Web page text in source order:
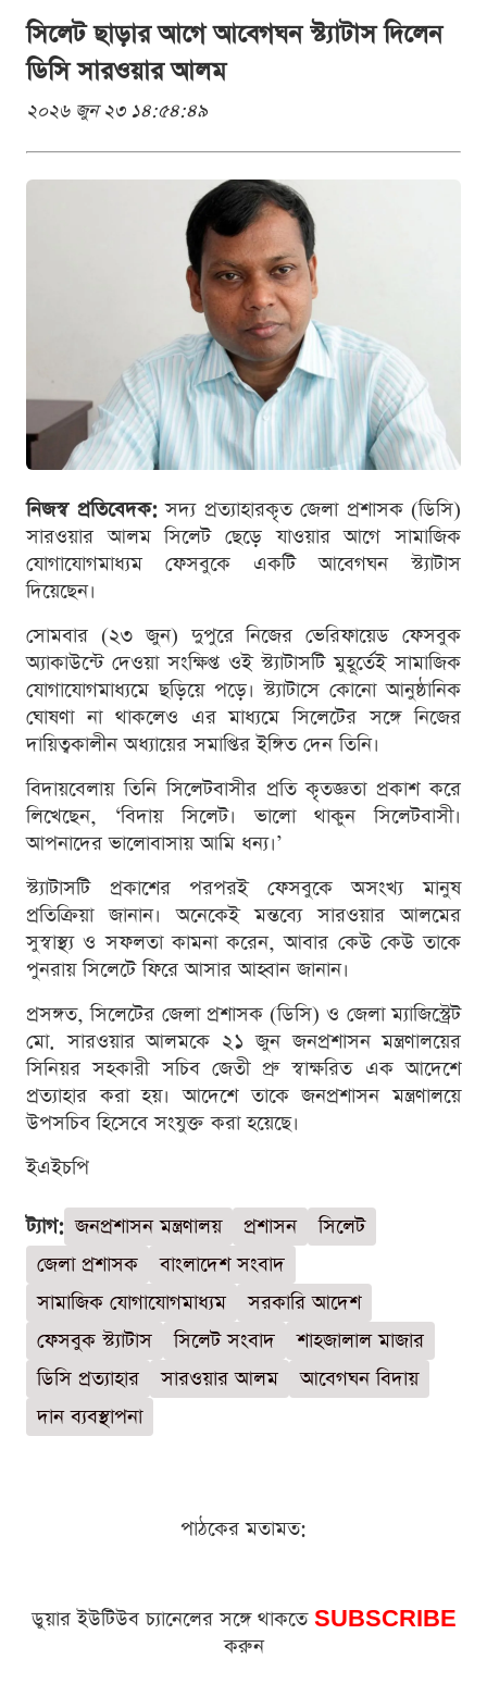
সিলেট ছাড়ার আগে আবেগঘন স্ট্যাটাস দিলেন
ডিসি সারওয়ার আলম
২০২৬ জুন ২৩ ১৪:৫৪:৪৯
নিজস্ব প্রতিবেদক:সদ্য প্রত্যাহারকৃত জেলা প্রশাসক (ডিসি)
সারওয়ার আলম সিলেট ছেড়ে যাওয়ার আগে সামাজিক
যোগাযোগমাধ্যম ফেসবুকে একটি আবেগঘন স্ট্যাটাস
দিয়েছেন।
সোমবার (২৩ জুন) দুপুরে নিজের ভেরিফায়েড ফেসবুক
অ্যাকাউন্টে দেওয়া সংক্ষিপ্ত ওই স্ট্যাটাসটি মুহূর্তেই সামাজিক
যোগাযোগমাধ্যমে ছড়িয়ে পড়ে। স্ট্যাটাসে কোনো আনুষ্ঠানিক
ঘোষণা না থাকলেও এর মাধ্যমে সিলেটের সঙ্গে নিজের
দায়িত্বকালীন অধ্যায়ের সমাপ্তির ইঙ্গিত দেন তিনি।
বিদায়বেলায় তিনি সিলেটবাসীর প্রতি কৃতজ্ঞতা প্রকাশ করে
লিখেছেন, ‘বিদায় সিলেট। ভালো থাকুন সিলেটবাসী।
আপনাদের ভালোবাসায় আমি ধন্য।’
স্ট্যাটাসটি প্রকাশের পরপরই ফেসবুকে অসংখ্য মানুষ
প্রতিক্রিয়া জানান। অনেকেই মন্তব্যে সারওয়ার আলমের
সুস্বাস্থ্য ও সফলতা কামনা করেন, আবার কেউ কেউ তাকে
পুনরায় সিলেটে ফিরে আসার আহ্বান জানান।
প্রসঙ্গত, সিলেটের জেলা প্রশাসক (ডিসি) ও জেলা ম্যাজিস্ট্রেট
মো. সারওয়ার আলমকে ২১ জুন জনপ্রশাসন মন্ত্রণালয়ের
সিনিয়র সহকারী সচিব জেতী প্রু স্বাক্ষরিত এক আদেশে
প্রত্যাহার করা হয়। আদেশে তাকে জনপ্রশাসন মন্ত্রণালয়ে
উপসচিব হিসেবে সংযুক্ত করা হয়েছে।
ইএইচপি
ট্যাগ: জনপ্রশাসন মন্ত্রণালয় প্রশাসন
সিলেট
জেলা প্রশাসক
বাংলাদেশ সংবাদ
সামাজিক যোগাযোগমাধ্যম
সরকারি আদেশ
ফেসবুক স্ট্যাটাস
সিলেট সংবাদ
শাহজালাল মাজার
ডিসি প্রত্যাহার
সারওয়ার আলম
আবেগঘন বিদায়
দান ব্যবস্থাপনা
পাঠকের মতামত:
ডুয়ার ইউটিউব চ্যানেলের সঙ্গে থাকতে SUBSCRIBE
করুন